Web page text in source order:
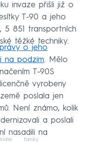
invaze přišli již o
T-90 a jeho
5 851 transportních
těžké techniky.
o jeho
na podzim. Mělo
T-90S
vyrobeny
poslala jen
Není známo, kolik
a poslali
nasadili na
Indie tanky